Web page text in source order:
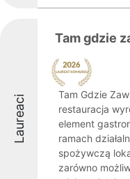
Laureaci
Tam gdzie
Tam Gdzie
restauracja
element
ramach
spożywczą
zarówno